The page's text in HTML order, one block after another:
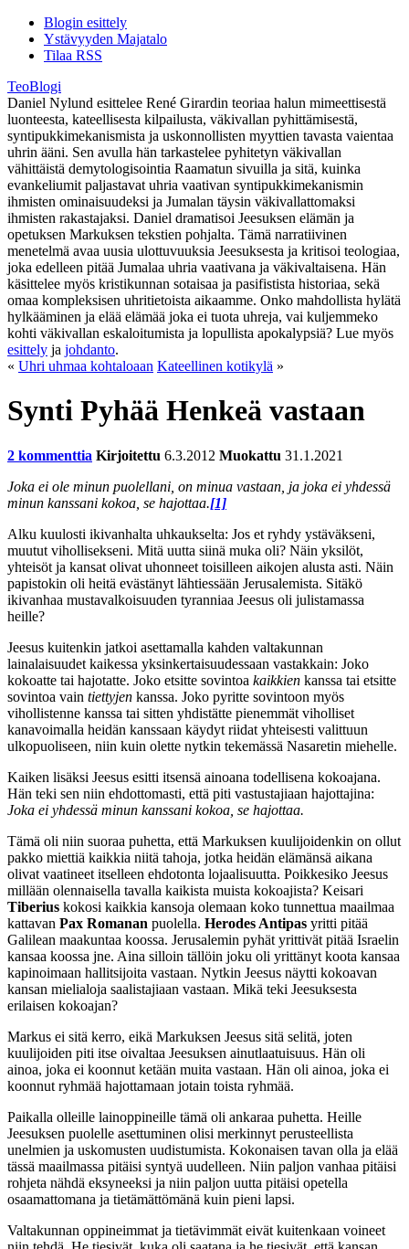
Blogin esittely
Ystävyyden Majatalo
Tilaa RSS
TeoBlogi
Daniel Nylund esittelee René Girardin teoriaa halun mimeettisestä
luonteesta, kateellisesta kilpailusta, väkivallan pyhittämisestä,
syntipukkimekanismista ja uskonnollisten myyttien tavasta vaientaa
uhrin ääni. Sen avulla hän tarkastelee pyhitetyn väkivallan
vähittäistä demytologisointia Raamatun sivuilla ja sitä, kuinka
evankeliumit paljastavat uhria vaativan syntipukkimekanismin
ihmisten ominaisuudeksi ja Jumalan täysin väkivallattomaksi
ihmisten rakastajaksi. Daniel dramatisoi Jeesuksen elämän ja
opetuksen Markuksen tekstien pohjalta. Tämä narratiivinen
menetelmä avaa uusia ulottuvuuksia Jeesuksesta ja kritisoi teologiaa,
joka edelleen pitää Jumalaa uhria vaativana ja väkivaltaisena. Hän
käsittelee myös kristikunnan sotaisaa ja pasifistista historiaa, sekä
omaa kompleksisen uhritietoista aikaamme. Onko mahdollista hylätä
hylkääminen ja elää elämää joka ei tuota uhreja, vai kuljemmeko
kohti väkivallan eskaloitumista ja lopullista apokalypsiä? Lue myös
esittely ja johdanto.
« Uhri uhmaa kohtaloaan Kateellinen kotikylä »
Synti Pyhää Henkeä vastaan
2 kommenttia Kirjoitettu 6.3.2012 Muokattu 31.1.2021
Joka ei ole minun puolellani, on minua vastaan, ja joka ei yhdessä
minun kanssani kokoa, se hajottaa.[1]
Alku kuulosti ikivanhalta uhkaukselta: Jos et ryhdy ystäväkseni,
muutut vihollisekseni. Mitä uutta siinä muka oli? Näin yksilöt,
yhteisöt ja kansat olivat uhonneet toisilleen aikojen alusta asti. Näin
papistokin oli heitä evästänyt lähtiessään Jerusalemista. Sitäkö
ikivanhaa mustavalkoisuuden tyranniaa Jeesus oli julistamassa
heille?
Jeesus kuitenkin jatkoi asettamalla kahden valtakunnan
lainalaisuudet kaikessa yksinkertaisuudessaan vastakkain: Joko
kokoatte tai hajotatte. Joko etsitte sovintoa kaikkien kanssa tai etsitte
sovintoa vain tiettyjen kanssa. Joko pyritte sovintoon myös
vihollistenne kanssa tai sitten yhdistätte pienemmät viholliset
kanavoimalla heidän kanssaan käydyt riidat yhteisesti valittuun
ulkopuoliseen, niin kuin olette nytkin tekemässä Nasaretin miehelle.
Kaiken lisäksi Jeesus esitti itsensä ainoana todellisena kokoajana.
Hän teki sen niin ehdottomasti, että piti vastustajiaan hajottajina:
Joka ei yhdessä minun kanssani kokoa, se hajottaa.
Tämä oli niin suoraa puhetta, että Markuksen kuulijoidenkin on ollut
pakko miettiä kaikkia niitä tahoja, jotka heidän elämänsä aikana
olivat vaatineet itselleen ehdotonta lojaalisuutta. Poikkesiko Jeesus
millään olennaisella tavalla kaikista muista kokoajista? Keisari
Tiberius kokosi kaikkia kansoja olemaan koko tunnettua maailmaa
kattavan Pax Romanan puolella. Herodes Antipas yritti pitää
Galilean maakuntaa koossa. Jerusalemin pyhät yrittivät pitää Israelin
kansaa koossa jne. Aina silloin tällöin joku oli yrittänyt koota kansaa
kapinoimaan hallitsijoita vastaan. Nytkin Jeesus näytti kokoavan
kansan mielialoja saalistajiaan vastaan. Mikä teki Jeesuksesta
erilaisen kokoajan?
Markus ei sitä kerro, eikä Markuksen Jeesus sitä selitä, joten
kuulijoiden piti itse oivaltaa Jeesuksen ainutlaatuisuus. Hän oli
ainoa, joka ei koonnut ketään muita vastaan. Hän oli ainoa, joka ei
koonnut ryhmää hajottamaan jotain toista ryhmää.
Paikalla olleille lainoppineille tämä oli ankaraa puhetta. Heille
Jeesuksen puolelle asettuminen olisi merkinnyt perusteellista
unelmien ja uskomusten uudistumista. Kokonaisen tavan olla ja elää
tässä maailmassa pitäisi syntyä uudelleen. Niin paljon vanhaa pitäisi
rohjeta nähdä eksyneeksi ja niin paljon uutta pitäisi opetella
osaamattomana ja tietämättömänä kuin pieni lapsi.
Valtakunnan oppineimmat ja tietävimmät eivät kuitenkaan voineet